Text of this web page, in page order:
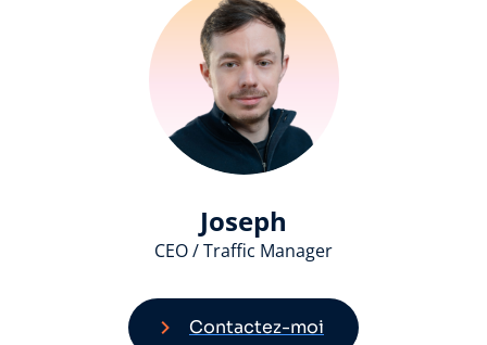
Joseph
CEO / Traffic Manager
Contactez-moi